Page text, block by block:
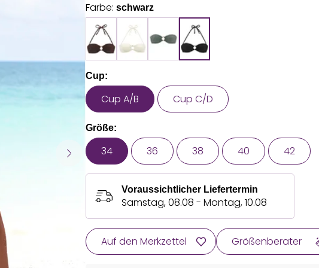
Farbe: schwarz
Cup:
Cup A/B Cup C/D
Größe:
34 36 38 40 42
Voraussichtlicher Liefertermin
Samstag, 08.08 - Montag, 10.08
Auf den Merkzettel Größenberater